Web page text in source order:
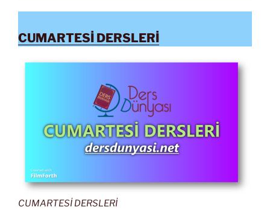
CUMARTESİ DERSLERİ
CUMARTESİ DERSLERİ